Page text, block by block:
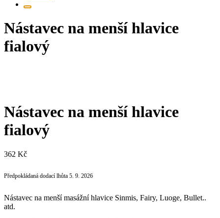
Nástavec na menší hlavice
fialový
Nástavec na menší hlavice
fialový
362 Kč
Předpokládaná dodací lhůta 5. 9. 2026
Nástavec na menší masážní hlavice Sinmis, Fairy, Luoge, Bullet..
atd.